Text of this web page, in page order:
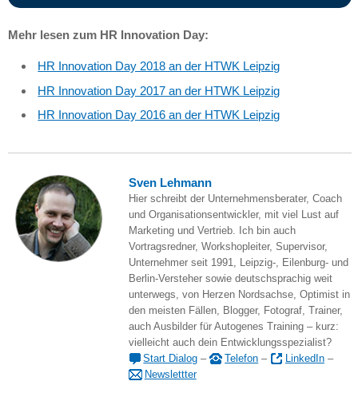
Mehr lesen zum HR Innovation Day:
HR Innovation Day 2018 an der HTWK Leipzig
HR Innovation Day 2017 an der HTWK Leipzig
HR Innovation Day 2016 an der HTWK Leipzig
Sven Lehmann
Hier schreibt der Unternehmensberater, Coach
und Organisationsentwickler, mit viel Lust auf
Marketing und Vertrieb. Ich bin auch
Vortragsredner, Workshopleiter, Supervisor,
Unternehmer seit 1991, Leipzig-, Eilenburg- und
Berlin-Versteher sowie deutschsprachig weit
unterwegs, von Herzen Nordsachse, Optimist in
den meisten Fällen, Blogger, Fotograf, Trainer,
auch Ausbilder für Autogenes Training – kurz:
vielleicht auch dein Entwicklungsspezialist?
Start Dialog – Telefon – LinkedIn –
Newslettter